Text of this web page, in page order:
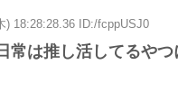
) 18:28:28.36 ID:/fcppUSJ0
常は推し活してるや